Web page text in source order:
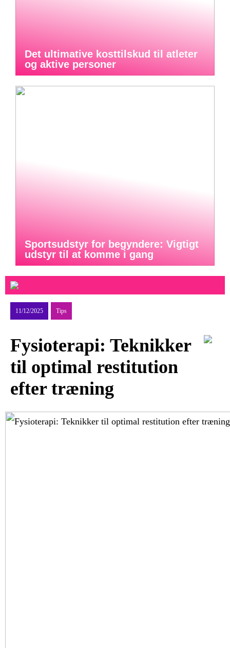
Det ultimative kosttilskud til atleter
og aktive personer
Sportsudstyr for begyndere: Vigtigt
udstyr til at komme i gang
11/12/2025 Tips
Fysioterapi: Teknikker
til optimal restitution
efter træning